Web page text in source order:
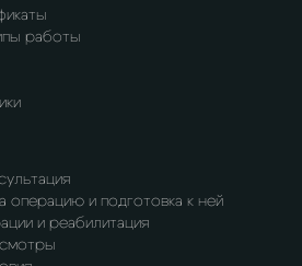
работы
операцию и подготовка к ней
и реабилитация